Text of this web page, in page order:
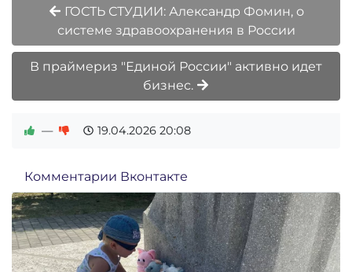
ГОСТЬ СТУДИИ: Александр Фомин, о
системе здравоохранения в России
В праймериз "Единой России" активно идет
бизнес.
— 19.04.2026 20:08
Комментарии Вконтакте